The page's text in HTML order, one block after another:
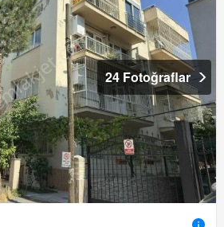
24 Fotoğraflar